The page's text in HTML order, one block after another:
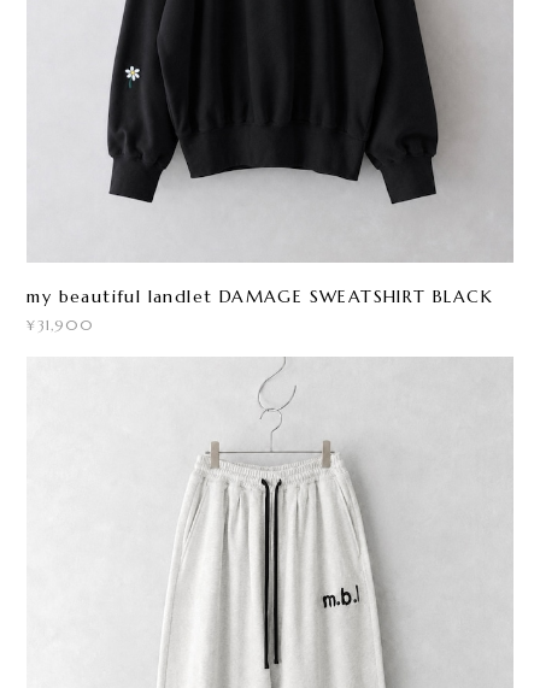
my beautiful landlet DAMAGE SWEATSHIRT BLACK
¥31,900